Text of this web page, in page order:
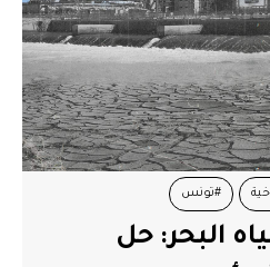
#تونس
البحر: حل